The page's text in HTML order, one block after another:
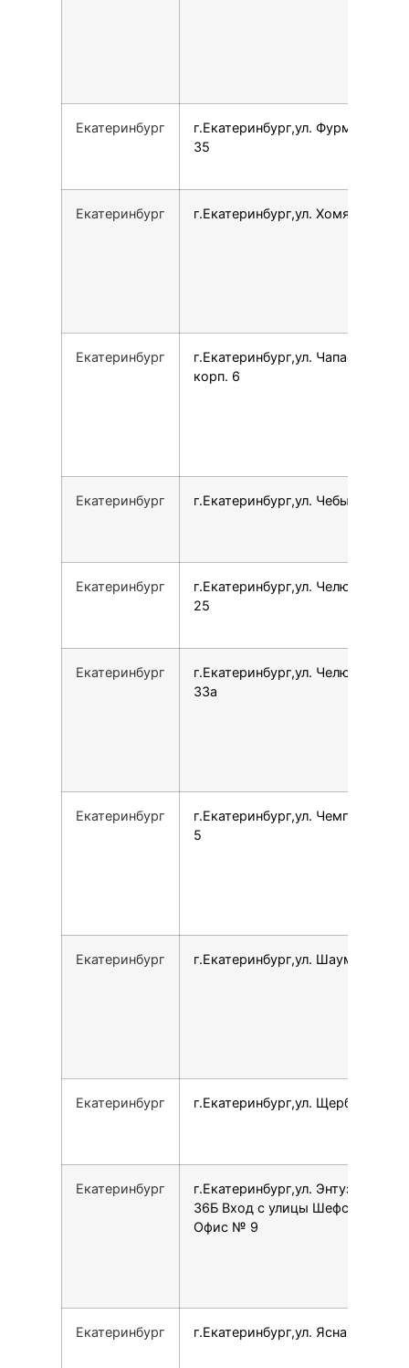
Екатеринбург
г.Екатеринбург,ул. Фурманова,
35
Екатеринбург г.Екатеринбург,ул. Хомякова, 20
Екатеринбург
г.Екатеринбург,ул. Чапаева, 14
корп. 6
Екатеринбург г.Екатеринбург,ул. Чебышева, 6
Екатеринбург
г.Екатеринбург,ул. Челюскинцев,
25
Екатеринбург
г.Екатеринбург,ул. Челюскинцев,
33а
Екатеринбург
г.Екатеринбург,ул. Чемпионов, 1,
5
Екатеринбург г.Екатеринбург,ул. Шаумяна, 93
Екатеринбург г.Екатеринбург,ул. Щербакова, 4
Екатеринбург
г.Екатеринбург,ул. Энтузиастов,
36Б Вход с улицы Шефская,
Офис № 9
Екатеринбург г.Екатеринбург,ул. Ясная, 1/1